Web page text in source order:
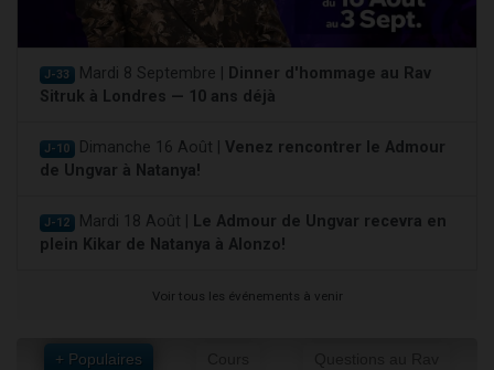
J-33 Mardi 8 Septembre |
Dinner d'hommage au Rav
Sitruk à Londres — 10 ans déjà
J-10 Dimanche 16 Août | Venez rencontrer le Admour
de Ungvar à Natanya!
J-12 Mardi 18 Août |
Le Admour de Ungvar recevra en
plein Kikar de Natanya à Alonzo!
Voir tous les événements à venir
+ Populaires